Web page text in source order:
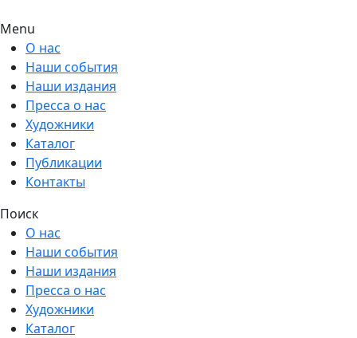
Menu
О нас
Наши события
Наши издания
Пресса о нас
Художники
Каталог
Публикации
Контакты
Поиск
О нас
Наши события
Наши издания
Пресса о нас
Художники
Каталог